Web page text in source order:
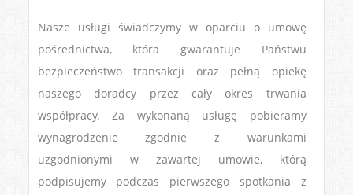
Nasze usługi świadczymy w oparciu o umowę
pośrednictwa, która gwarantuje Państwu
bezpieczeństwo transakcji oraz pełną opiekę
naszego doradcy przez cały okres trwania
współpracy. Za wykonaną usługę pobieramy
wynagrodzenie zgodnie z warunkami
uzgodnionymi w zawartej umowie, którą
podpisujemy podczas pierwszego spotkania z